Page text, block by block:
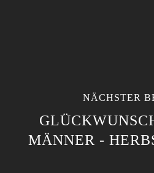
NÄCHSTER
MÄNNER -